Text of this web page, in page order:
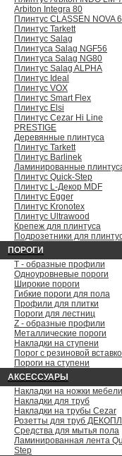
Arbiton Integra 80
Плинтус CLASSEN NOVA
Плинтус Tarkett
Плинтус Salag
Плинтуса Salag NGF56
Плинтуса Salag NG80
Плинтус Salag ALPHA
Плинтус Ideal
Плинтус VOX
Плинтус Smart Flex
Плинтус Elsi
Плинтус Cezar Hi Line
PRESTIGE
Деревянные плинтуса
Плинтус Tarkett
Плинтус Barlinek
Ламинированные
Плинтус Quick-Step
Плинтус L-Декор MDF
Плинтус Egger
Плинтус Kronotex
Плинтус Ultrawood
Крепеж для плинтуса
Подрозетники для
ПОРОГИ
Т - образные профили
Одноуровневые пороги
Широкие пороги
Гибкие пороги для пола
Профили для плитки
Пороги для лестниц
Z - образные профили
Металлические пороги
Накладки на ступени
Порог с резиновой
Пороги на ступени
АКСЕССУАРЫ
Накладки на ножки мебели
Накладки для труб
Накладки на трубы Cezar
Розетты для труб
Средства для мытья пола
Ламинированная лента
Step